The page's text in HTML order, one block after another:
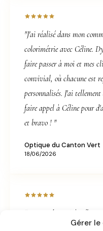
Gérer
"J'ai réalisé dans mon
colorimétrie avec Céline.
faire passer à moi et mes
convivial, où chacune est
personnalisés. J'ai
faire appel à Céline pour
et bravo ! "
Optique du Canton Vert
18/06/2026
"Un grand merci à Céline
humeur et sa